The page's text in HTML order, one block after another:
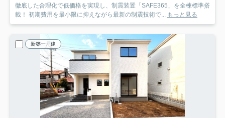
徹底した合理化で低価格を実現し、制震装置「SAFE365」を全棟標準搭
載！ 初期費用を最小限に抑えながら最新の制震技術で... もっと見る
新築一戸建